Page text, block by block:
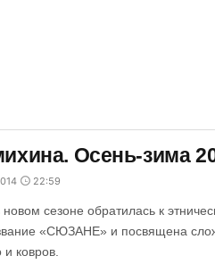
Осень-зима
22:59
сезоне обратилась к
«СЮЗАНЕ» и посвящена
ковров.